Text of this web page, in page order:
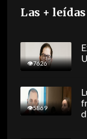
Las + leídas
7626
5869